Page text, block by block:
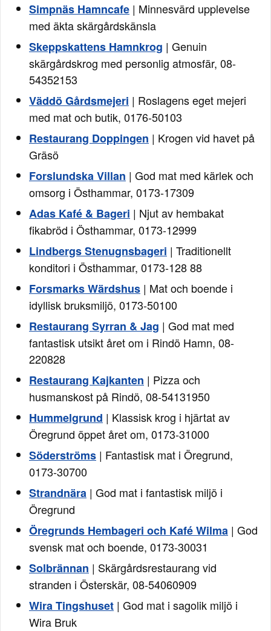
Simpnäs Hamncafe | Minnesvärd upplevelse
med äkta skärgårdskänsla
Skeppskattens Hamnkrog | Genuin
skärgårdskrog med personlig atmosfär, 08-
54352153
Väddö Gårdsmejeri | Roslagens eget mejeri
med mat och butik, 0176-50103
Restaurang Doppingen | Krogen vid havet på
Gräsö
Forslundska Villan | God mat med kärlek och
omsorg i Östhammar, 0173-17309
Adas Kafé & Bageri | Njut av hembakat
fikabröd i Östhammar, 0173-12999
Lindbergs Stenugnsbageri | Traditionellt
konditori i Östhammar, 0173-128 88
Forsmarks Wärdshus | Mat och boende i
idyllisk bruksmiljö, 0173-50100
Restaurang Syrran & Jag | God mat med
fantastisk utsikt året om i Rindö Hamn, 08-
220828
Restaurang Kajkanten | Pizza och
husmanskost på Rindö, 08-54131950
Hummelgrund | Klassisk krog i hjärtat av
Öregrund öppet året om, 0173-31000
Söderströms | Fantastisk mat i Öregrund,
0173-30700
Strandnära | God mat i fantastisk miljö i
Öregrund
Öregrunds Hembageri och Kafé Wilma | God
svensk mat och boende, 0173-30031
Solbrännan | Skärgårdsrestaurang vid
stranden i Österskär, 08-54060909
Wira Tingshuset | God mat i sagolik miljö i
Wira Bruk